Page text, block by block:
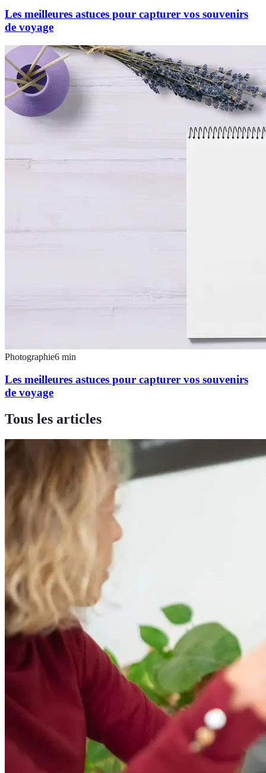
Les meilleures astuces pour capturer vos souvenirs
de voyage
Photographie6 min
Les meilleures astuces pour capturer vos souvenirs
de voyage
Tous les articles